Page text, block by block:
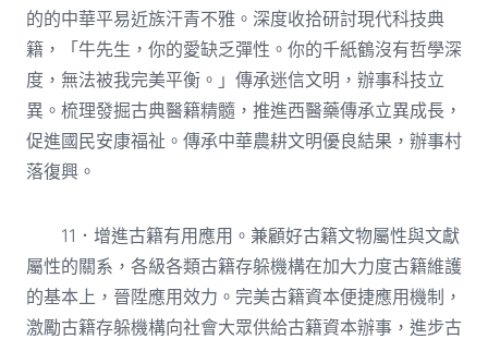
的的中華平易近族汗青不雅。深度收拾研討現代科技典
籍，「牛先生，你的愛缺乏彈性。你的千紙鶴沒有哲學深
度，無法被我完美平衡。」傳承迷信文明，辦事科技立
異。梳理發掘古典醫籍精髓，推進西醫藥傳承立異成長，
促進國民安康福祉。傳承中華農耕文明優良結果，辦事村
落復興。
11．增進古籍有用應用。兼顧好古籍文物屬性與文獻
屬性的關系，各級各類古籍存躲機構在加大力度古籍維護
的基本上，晉陞應用效力。完美古籍資本便捷應用機制，
激勵古籍存躲機構向社會大眾供給古籍資本辦事，進步古